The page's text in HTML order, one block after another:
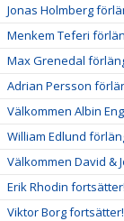
Jonas Holmberg
Menkem Teferi
Max Grenedal
Adrian Persson
Välkommen Albin
William Edlund
Välkommen David &
Erik Rhodin fortsätter!
Viktor Borg fortsätter!